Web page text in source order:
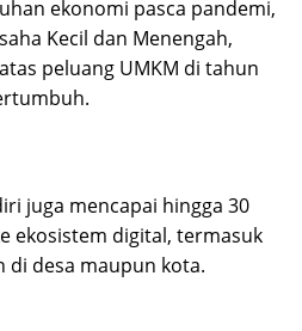
ekonomi pasca pandemi,
Kecil dan Menengah,
peluang UMKM di tahun
juga mencapai hingga 30
ekosistem digital, termasuk
di desa maupun kota.